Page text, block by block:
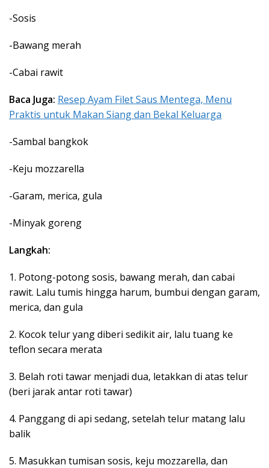
-Sosis
-Bawang merah
-Cabai rawit
Baca Juga: Resep Ayam Filet Saus Mentega, Menu
Praktis untuk Makan Siang dan Bekal Keluarga
-Sambal bangkok
-Keju mozzarella
-Garam, merica, gula
-Minyak goreng
Langkah:
1. Potong-potong sosis, bawang merah, dan cabai
rawit. Lalu tumis hingga harum, bumbui dengan garam,
merica, dan gula
2. Kocok telur yang diberi sedikit air, lalu tuang ke
teflon secara merata
3. Belah roti tawar menjadi dua, letakkan di atas telur
(beri jarak antar roti tawar)
4. Panggang di api sedang, setelah telur matang lalu
balik
5. Masukkan tumisan sosis, keju mozzarella, dan